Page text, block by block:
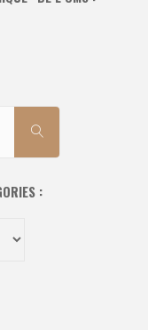
RECHERCHE
: